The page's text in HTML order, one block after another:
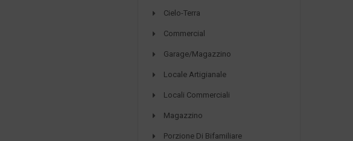
Cielo-Terra
Commercial
Garage/Magazzino
Locale Artigianale
Locali Commerciali
Magazzino
Porzione Di Bifamiliare